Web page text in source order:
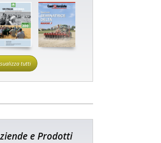
tutti
e Prodotti